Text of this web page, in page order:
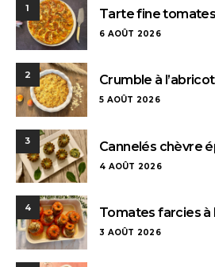
1 Tarte fine
6 AOÛT 2026
2 Crumble à
5 AOÛT 2026
3 Cannelés chèvre
4 AOÛT 2026
4 Tomates farcies à
3 AOÛT 2026